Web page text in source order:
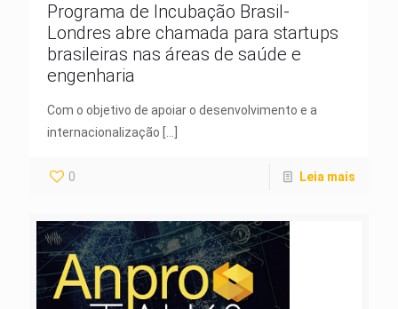
Programa de Incubação Brasil-
Londres abre chamada para startups
brasileiras nas áreas de saúde e
engenharia
Com o objetivo de apoiar o desenvolvimento e a
internacionalização
0 Leia mais